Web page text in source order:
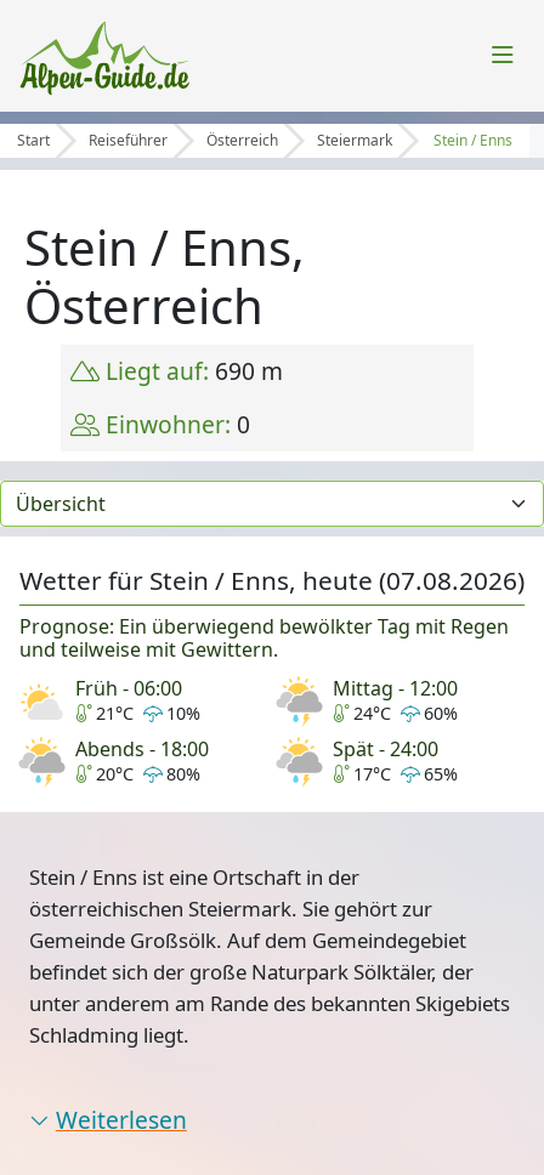
Start Reiseführer Österreich Steiermark Stein / Enns
Stein / Enns,
Österreich
Liegt auf: 690 m
Einwohner: 0
Wetter für Stein / Enns, heute (07.08.2026)
Prognose: Ein überwiegend bewölkter Tag mit Regen
und teilweise mit Gewittern.
Früh - 06:00
21°C 10%
Mittag - 12:00
24°C 60%
Abends - 18:00
20°C 80%
Spät - 24:00
17°C 65%
Stein / Enns ist eine Ortschaft in der
österreichischen Steiermark. Sie gehört zur
Gemeinde Großsölk. Auf dem Gemeindegebiet
befindet sich der große Naturpark Sölktäler, der
unter anderem am Rande des bekannten Skigebiets
Schladming liegt.
Weiterlesen